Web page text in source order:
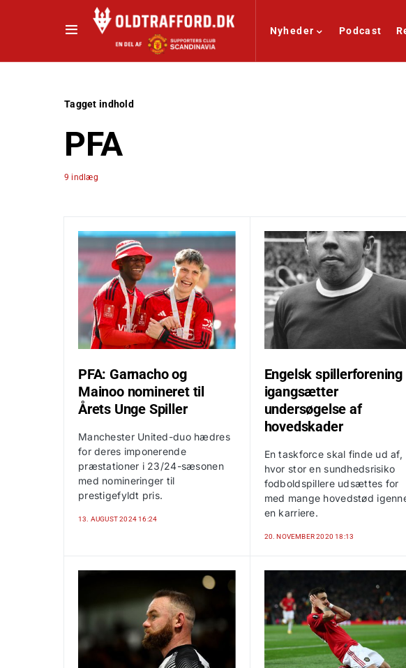
Nyheder Podcast
Tagget indhold
PFA
9 indlæg
PFA: Garnacho og
Mainoo nomineret til
Årets Unge Spiller
Manchester United-duo hædres
for deres imponerende
præstationer i 23/24-sæsonen
med nomineringer til
prestigefyldt pris.
13. AUGUST 2024 16:24
Engelsk spillerforening
igangsætter
undersøgelse af
hovedskader
En taskforce skal finde ud af,
hvor stor en sundhedsrisiko
fodboldspillere udsættes for
med mange hovedstød
en karriere.
20. NOVEMBER 2020 18:13